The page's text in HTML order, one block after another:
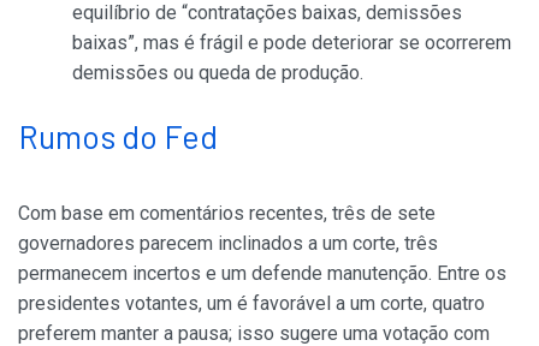
equilíbrio de “contratações baixas, demissões
baixas”, mas é frágil e pode deteriorar se ocorrerem
demissões ou queda de produção.
Rumos do Fed
Com base em comentários recentes, três de sete
governadores parecem inclinados a um corte, três
permanecem incertos e um defende manutenção. Entre os
presidentes votantes, um é favorável a um corte, quatro
preferem manter a pausa; isso sugere uma votação com